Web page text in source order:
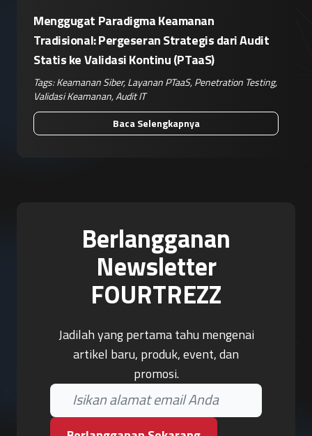
Menggugat Paradigma Keamanan
Tradisional: Pergeseran Strategis dari Audit
Statis ke Validasi Kontinu (PTaaS)
Tags:Keamanan Siber,Layanan PTaaS,Penetration Testing,
Validasi Keamanan,Audit IT
Baca Selengkapnya
Berlangganan
Newsletter
FOURTREZZ
Jadilah yang pertama tahu mengenai
artikel baru, produk, event, dan
promosi.